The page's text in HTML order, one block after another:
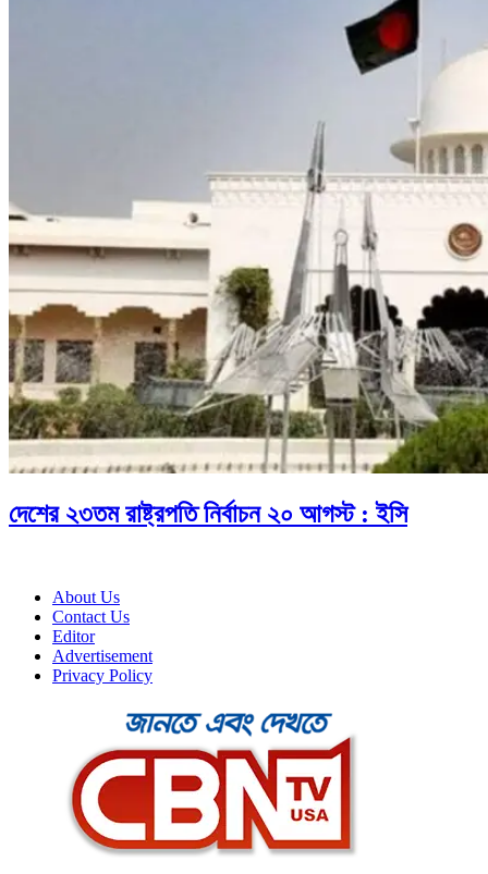
দেশের ২৩তম রাষ্ট্রপতি নির্বাচন ২০ আগস্ট : ইসি
About Us
Contact Us
Editor
Advertisement
Privacy Policy